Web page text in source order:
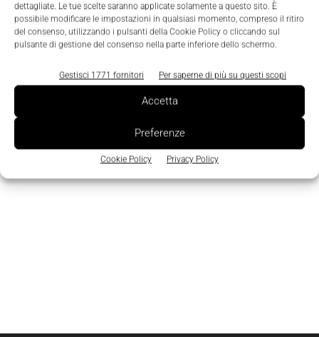
dettagliate. Le tue scelte saranno applicate solamente a questo sito. È
possibile modificare le impostazioni in qualsiasi momento, compreso il ritiro
del consenso, utilizzando i pulsanti della Cookie Policy o cliccando sul
pulsante di gestione del consenso nella parte inferiore dello schermo.
Gestisci 1771 fornitori Per saperne di più su questi scopi
Accetta
Preferenze
Cookie Policy Privacy Policy
Edicola